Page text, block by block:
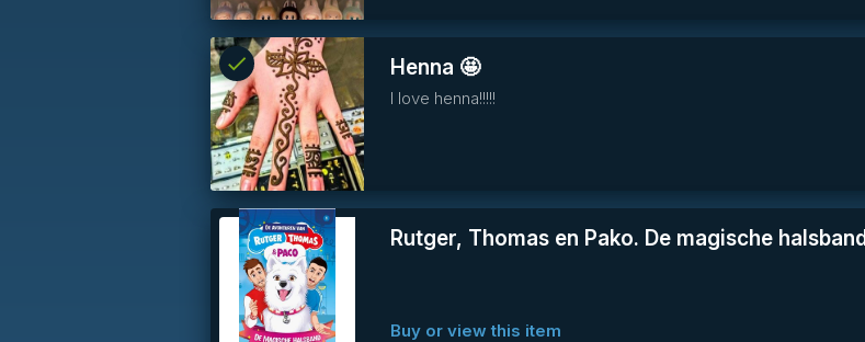
Henna 🤩
I love henna!!!!!
check
info
Reserved
Rutger, Thomas en Pako. De magische halsband
Buy or view this item